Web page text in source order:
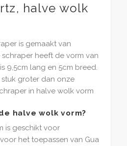
halve wolk
is gemaakt van
schraper heeft de vorm van
9,5cm lang en 5cm breed.
stuk groter dan onze
in halve wolk vorm
halve wolk vorm?
is geschikt voor
het toepassen van Gua